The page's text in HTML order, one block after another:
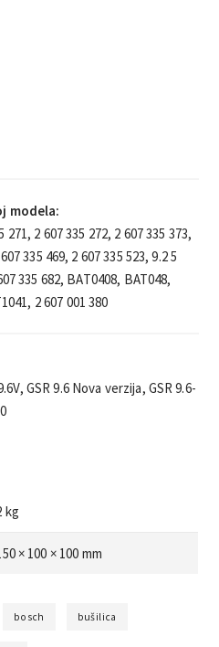
modela:
2 607 335 272, 2 607 335 373,
335 469, 2 607 335 523, 9.2 5
335 682, BAT0408, BAT048,
2 607 001 380
GSR 9.6 Nova verzija, GSR 9.6-
kg
× 100 × 100 mm
bosch bušilica